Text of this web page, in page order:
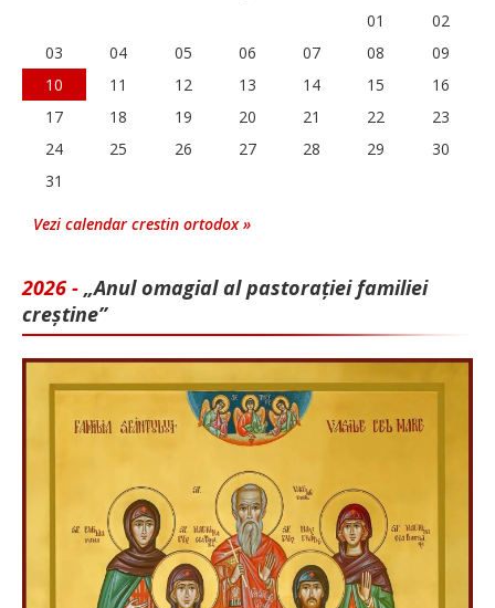
01
02
03
04 05 06 07 08
09
10
11 12 13 14 15
16
17
18 19 20 21 22
23
24
25 26 27 28 29
30
31
Vezi calendar crestin ortodox »
2026 - „Anul omagial al pastorației familiei
creștine”